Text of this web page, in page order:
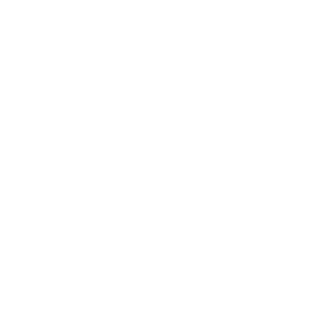
https://www.101tv.es/
de-baja-por-la-junta-de-
En la zona 2, con un
4,53%, se permitirán
siempre con los
Urbanismo ha avisado de
documento estará en
pueden cancelar las